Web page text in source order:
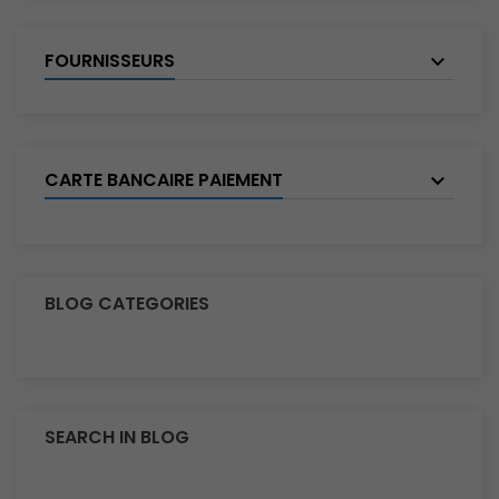
FOURNISSEURS
CARTE BANCAIRE PAIEMENT
BLOG CATEGORIES
SEARCH IN BLOG